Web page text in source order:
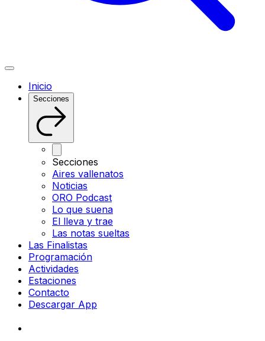
Inicio
Secciones
Secciones
Aires vallenatos
Noticias
ORO Podcast
Lo que suena
El lleva y trae
Las notas sueltas
Las Finalistas
Programación
Actividades
Estaciones
Contacto
Descargar App